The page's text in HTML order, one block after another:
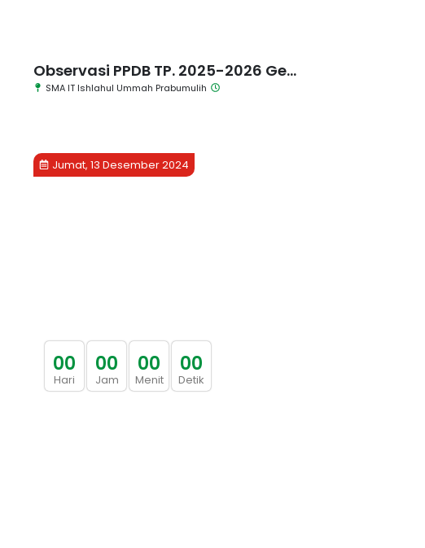
Observasi PPDB TP. 2025-2026 Ge...
SMA IT Ishlahul Ummah Prabumulih
Jumat, 13 Desember 2024
00
Hari
00
Jam
00
Menit
00
Detik